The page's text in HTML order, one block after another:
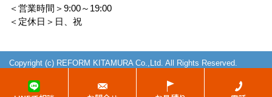
＜営業時間＞9:00～19:00
＜定休日＞日、祝
Copyright (c) REFORM KITAMURA Co.,Ltd. All Rights Reserved.